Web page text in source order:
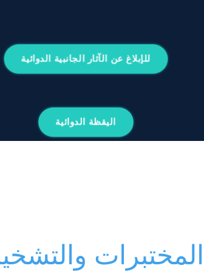
للإبلاغ عن الآثار الجانبية الدوائية
اليقظة الدوائية
المختبرات